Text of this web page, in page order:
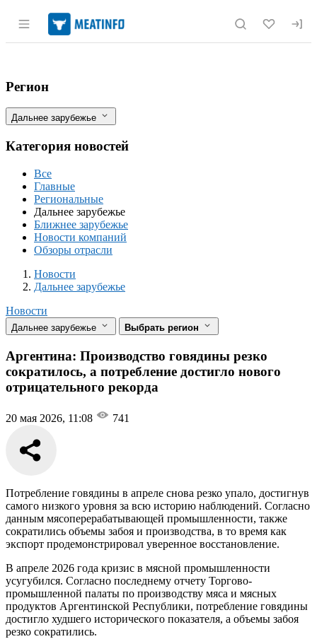
Раздел навигации по сайту
Аргентина: Производство говядины
Фильтры
Регион
Дальнее зарубежье
Категория новостей
Все
Главные
Региональные
Дальнее зарубежье
Ближнее зарубежье
Новости компаний
Обзоры отрасли
Новости
Разделы
Новости
Дальнее зарубежье
Новости
Дальнее зарубежье Выбрать регион
Аргентина: Производство говядины резко
сократилось, а потребление достигло нового
отрицательного рекорда
20 мая 2026, 11:08 741
Потребление говядины в апреле снова резко упало, достигнув
самого низкого уровня за всю историю наблюдений. Согласно
данным мясоперерабатывающей промышленности, также
сократились объемы забоя и производства, в то время как
экспорт продемонстрировал уверенное восстановление.
В апреле 2026 года кризис в мясной промышленности
усугубился. Согласно последнему отчету Торгово-
промышленной палаты по производству мяса и мясных
продуктов Аргентинской Республики, потребление говядины
достигло худшего исторического показателя, а объемы забоя
резко сократились.